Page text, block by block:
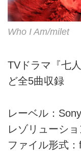
Who I Am/milet
TVドラマ『七
ど全5曲収録
レーベル：
レゾリューシ
ファイル形式